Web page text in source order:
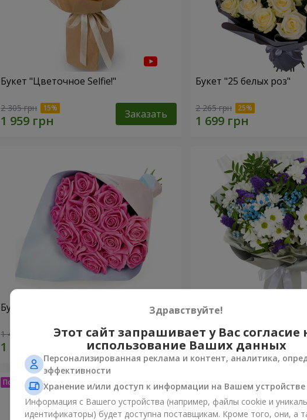
Букет "Цветочное Selfie!"
2 305 грн Заказать
Букет "25 белых роз"
2 265 грн
Букет "15 розовых роз"
1 481 грн Заказать
Яркий букет на День
1 399 грн
Здравствуйте!
Этот сайт запрашивает у Вас согласие
использование Ваших данных
Персонализированная реклама и контент, аналитика,
эффективности
Хранение и/или доступ к информации на Вашем устройстве
Информация с Вашего устройства (например, файлы cookie и
идентификаторы) будет доступна поставщикам. Кроме того, они, а